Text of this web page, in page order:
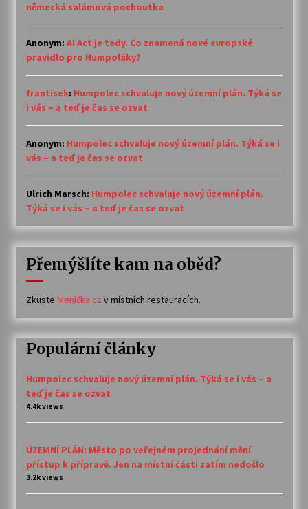
německá salámová pochoutka
Anonym: AI Act je tady. Co znamená nové evropské
pravidlo pro Humpoláky?
frantisek: Humpolec schvaluje nový územní plán. Týká se
i vás – a teď je čas se ozvat
Anonym: Humpolec schvaluje nový územní plán. Týká se i
vás – a teď je čas se ozvat
Ulrich Marsch: Humpolec schvaluje nový územní plán.
Týká se i vás – a teď je čas se ozvat
Přemýšlíte kam na oběd?
Zkuste Meníčka.cz v místních restauracích.
Populární články
Humpolec schvaluje nový územní plán. Týká se i vás – a
teď je čas se ozvat
4.4k views
ÚZEMNÍ PLÁN: Město po veřejném projednání mění
přístup k přípravě. Jen na místní části zatím nedošlo
3.2k views